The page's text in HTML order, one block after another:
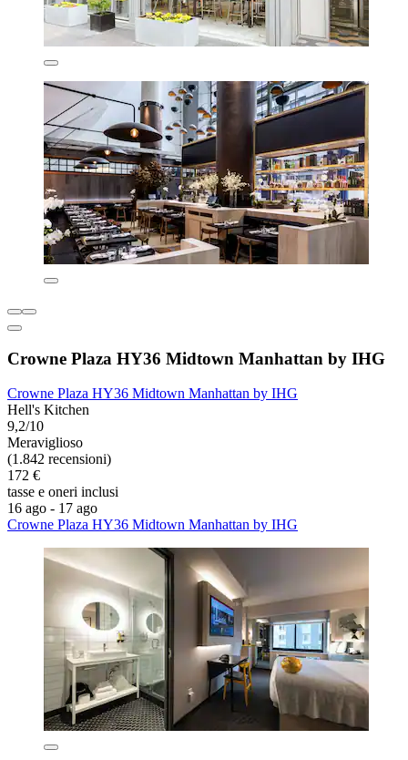
Crowne Plaza HY36 Midtown Manhattan by IHG
Crowne Plaza HY36 Midtown Manhattan by IHG
Hell's Kitchen
9,2/10
Meraviglioso
(1.842 recensioni)
172 €
tasse e oneri inclusi
16 ago - 17 ago
Crowne Plaza HY36 Midtown Manhattan by IHG